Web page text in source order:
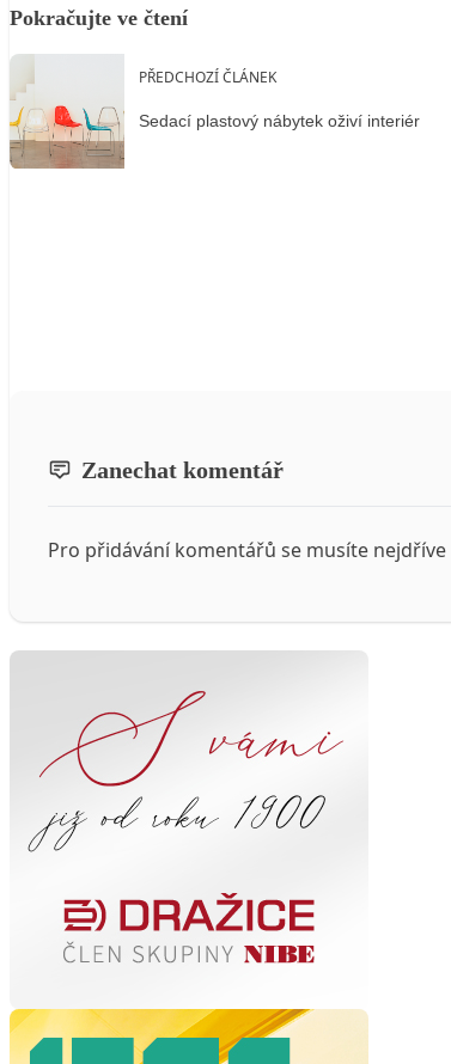
Pokračujte ve čtení
PŘEDCHOZÍ ČLÁNEK
Sedací plastový nábytek oživí interiér
Zanechat komentář
Pro přidávání komentářů se musíte nejdříve